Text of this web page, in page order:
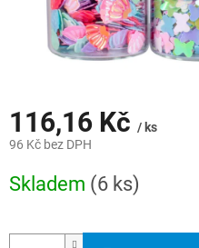
116,16 Kč / ks
96 Kč bez DPH
cena:
Skladem (6 ks)